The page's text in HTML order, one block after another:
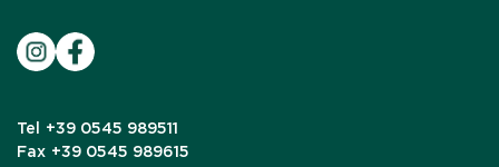
Tel
+39 0545 989511
Fax +39 0545 989615